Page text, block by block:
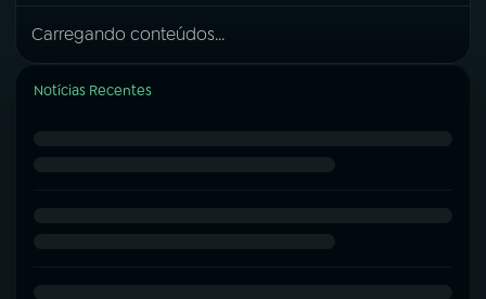
Carregando conteúdos...
Notícias Recentes